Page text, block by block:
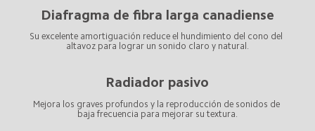
Diafragma de fibra larga canadiense
Su excelente amortiguación reduce el hundimiento del cono del
Mejora los graves profundos y la reproducción de sonidos de
baja frecuencia para mejorar su textura.